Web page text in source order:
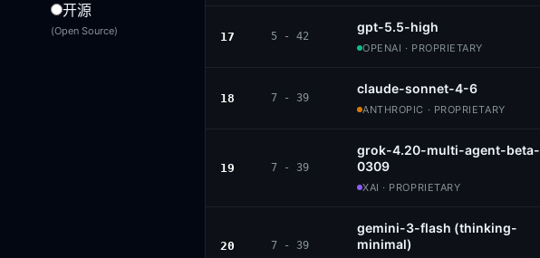
开源
(Open Source) 17 5 - 42
gpt-5.5-high
OPENAI · PROPRIETARY
18 7 - 39
claude-sonnet-4-6
ANTHROPIC · PROPRIETARY
19 7 - 39
grok-4.20-multi-agent-beta-
0309
XAI · PROPRIETARY
20 7 - 39
gemini-3-flash (thinking-
minimal)